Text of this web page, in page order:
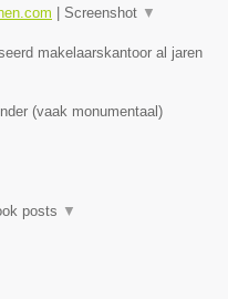
| Screenshot ▼
makelaarskantoor al jaren
(vaak monumentaal)
posts ▼